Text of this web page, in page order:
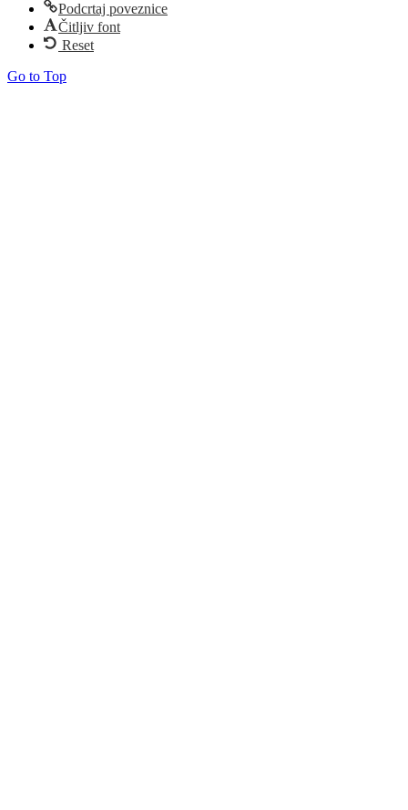
Podcrtaj poveznice
Čitljiv font
Reset
Go to Top